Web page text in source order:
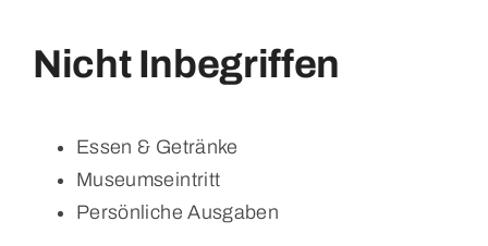
Nicht Inbegriffen
Essen & Getränke
Museumseintritt
Persönliche Ausgaben